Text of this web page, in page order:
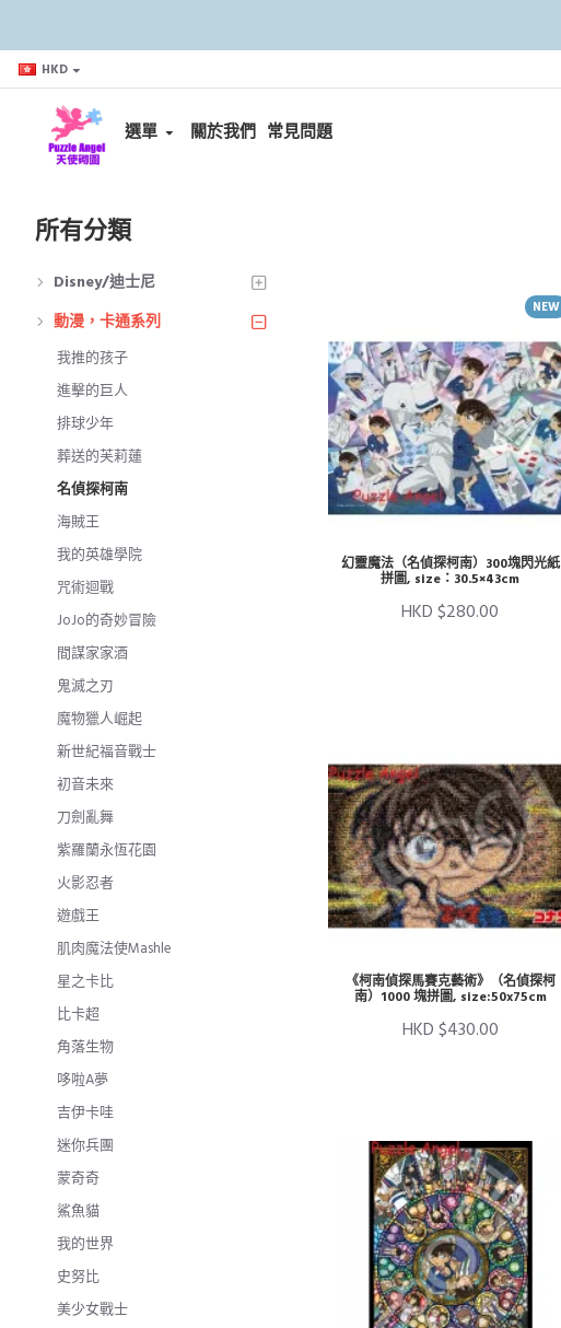
HKD
選單 關於我們 常見問題
所有分類
Disney/迪士尼
動漫，卡通系列
我推的孩子
進擊的巨人
排球少年
葬送的芙莉蓮
名偵探柯南
海賊王
我的英雄學院
咒術迴戰
JoJo的奇妙冒險
間謀家家酒
鬼滅之刃
魔物獵人崛起
新世紀福音戰士
初音未來
刀劍亂舞
紫羅蘭永恆花園
火影忍者
遊戲王
肌肉魔法使Mashle
星之卡比
比卡超
角落生物
哆啦A夢
吉伊卡哇
迷你兵團
蒙奇奇
鯊魚貓
我的世界
史努比
美少女戰士
NEW
幻靈魔法（名偵探柯南）300塊閃光紙
拼圖, size：30.5×43cm
HKD $280.00
《柯南偵探馬賽克藝術》（名偵探柯
南）1000 塊拼圖, size:50x75cm
HKD $430.00